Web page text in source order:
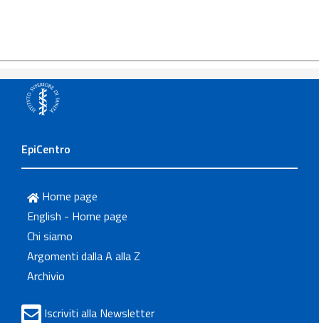
EpiCentro
Home page
English - Home page
Chi siamo
Argomenti dalla A alla Z
Archivio
Iscriviti alla Newsletter